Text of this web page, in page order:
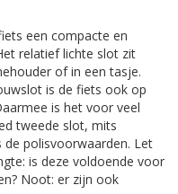
een compacte en
relatief lichte slot zit
of in een tasje.
is de fiets ook op
is het voor veel
tweede slot, mits
de polisvoorwaarden. Let
is deze voldoende voor
Noot: er zijn ook